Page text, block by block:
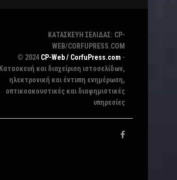
ΚΑΤΑΣΚΕΥΗ ΣΕΛΙΔΑΣ: CP-
WEB/CORFUPRESS.COM
© 2024 CP-Web / CorfuPress.com -
Κατασκευή και διαχείριση ιστοσελίδων,
ηλεκτρονική και έντυπη ενημέρωση,
οπτικοακουστικές και διαφημιστικές
υπηρεσίες